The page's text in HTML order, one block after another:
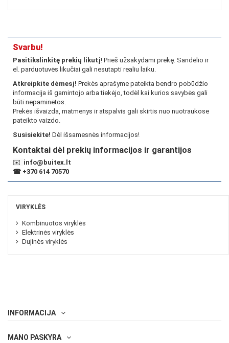
Svarbu!
Pasitikslinkitę prekių likutį! Prieš užsakydami prekę. Sandėlio ir
el. parduotuvės likučiai gali nesutapti realiu laiku.
Atkreipkite dėmesį! Prekės aprašyme pateikta bendro pobūdžio
informacija iš gamintojo arba tiekėjo, todėl kai kurios savybės gali
būti nepaminėtos.
Prekės išvaizda, matmenys ir atspalvis gali skirtis nuo nuotraukose
pateikto vaizdo.
Susisiekite! Dėl išsamesnės informacijos!
Kontaktai dėl prekių informacijos ir garantijos
✉️ info@buitex.lt
☎ +370 614 70570
VIRYKLĖS
Kombinuotos viryklės
Elektrinės viryklės
Dujinės viryklės
INFORMACIJA
MANO PASKYRA